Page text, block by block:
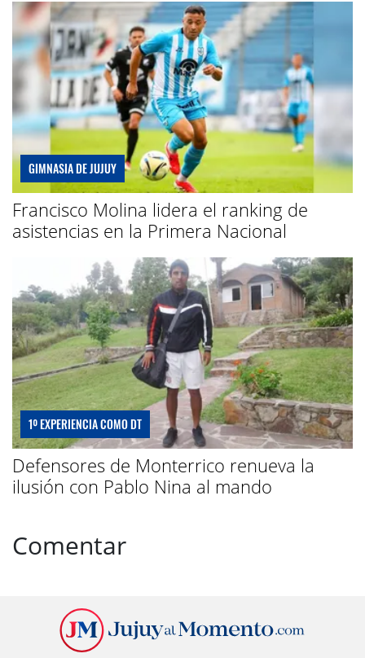
GIMNASIA DE JUJUY
Francisco Molina lidera el ranking de
asistencias en la Primera Nacional
1º EXPERIENCIA COMO DT
Defensores de Monterrico renueva la
ilusión con Pablo Nina al mando
Comentar